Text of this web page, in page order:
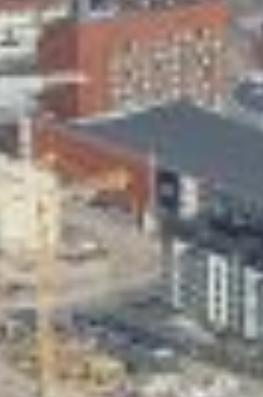
Skeittihalli
Varhaiskasvatus
Ateria- ja välipalamaksut
Mämminiemi
Taideapteekki
Kirjasto
Valon Kaupunki
Lasten Lysti & LystiKylä-festivaali
Ohje
English